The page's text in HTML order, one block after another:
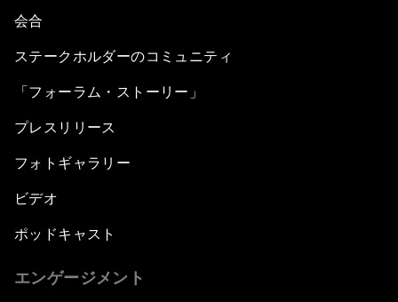
会合
ステークホルダーのコミュニティ
「フォーラム・ストーリー」
プレスリリース
フォトギャラリー
ビデオ
ポッドキャスト
エンゲージメント